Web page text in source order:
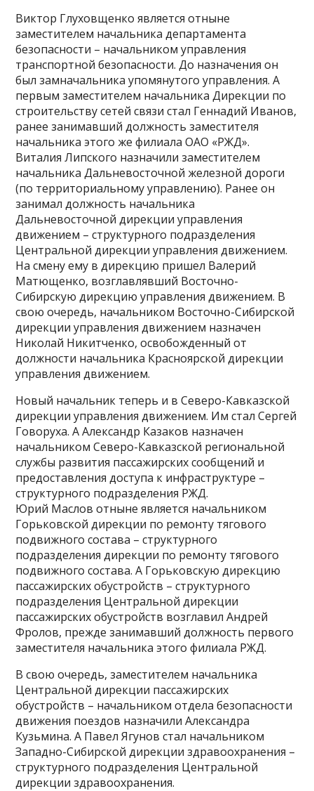
Виктор Глуховщенко является отныне
заместителем начальника департамента
безопасности – начальником управления
транспортной безопасности. До назначения он
был замначальника упомянутого управления. А
первым заместителем начальника Дирекции по
строительству сетей связи стал Геннадий Иванов,
ранее занимавший должность заместителя
начальника этого же филиала ОАО «РЖД».
Виталия Липского назначили заместителем
начальника Дальневосточной железной дороги
(по территориальному управлению). Ранее он
занимал должность начальника
Дальневосточной дирекции управления
движением – структурного подразделения
Центральной дирекции управления движением.
На смену ему в дирекцию пришел Валерий
Матющенко, возглавлявший Восточно-
Сибирскую дирекцию управления движением. В
свою очередь, начальником Восточно-Сибирской
дирекции управления движением назначен
Николай Никитченко, освобожденный от
должности начальника Красноярской дирекции
управления движением.
Новый начальник теперь и в Северо-Кавказской
дирекции управления движением. Им стал Сергей
Говоруха. А Александр Казаков назначен
начальником Северо-Кавказской региональной
службы развития пассажирских сообщений и
предоставления доступа к инфраструктуре –
структурного подразделения РЖД.
Юрий Маслов отныне является начальником
Горьковской дирекции по ремонту тягового
подвижного состава – структурного
подразделения дирекции по ремонту тягового
подвижного состава. А Горьковскую дирекцию
пассажирских обустройств – структурного
подразделения Центральной дирекции
пассажирских обустройств возглавил Андрей
Фролов, прежде занимавший должность первого
заместителя начальника этого филиала РЖД.
В свою очередь, заместителем начальника
Центральной дирекции пассажирских
обустройств – начальником отдела безопасности
движения поездов назначили Александра
Кузьмина. А Павел Ягунов стал начальником
Западно-Сибирской дирекции здравоохранения –
структурного подразделения Центральной
дирекции здравоохранения.